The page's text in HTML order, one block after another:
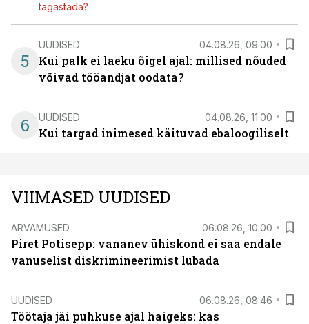
tagastada?
5
UUDISED 04.08.26, 09:00
Kui palk ei laeku õigel ajal: millised nõuded
võivad tööandjat oodata?
6 UUDISED 04.08.26, 11:00
Kui targad inimesed käituvad ebaloogiliselt
VIIMASED UUDISED
ARVAMUSED 06.08.26, 10:00
Piret Potisepp: vananev ühiskond ei saa endale
vanuselist diskrimineerimist lubada
UUDISED 06.08.26, 08:46
Töötaja jäi puhkuse ajal haigeks: kas